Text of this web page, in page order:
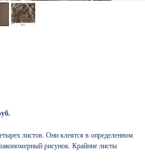
листов. Они клеятся в определенном
рисунок. Крайние листы